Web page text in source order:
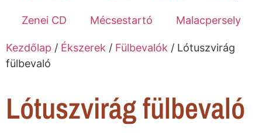
Zenei CD Mécsestartó Malacpersely
Kezdőlap / Ékszerek / Fülbevalók / Lótuszvirág
fülbevaló
Lótuszvirág fülbevaló